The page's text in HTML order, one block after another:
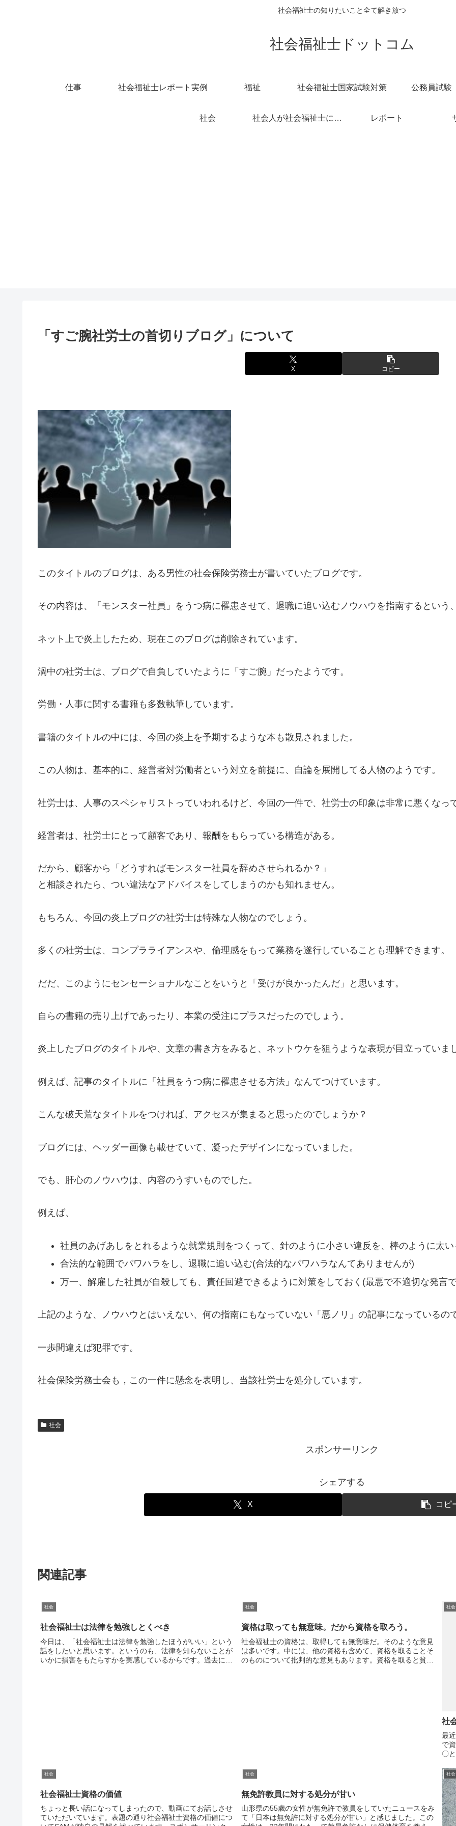
社会福祉士の知りたいこと全て解き放つ
社会福祉士ドットコム
仕事 社会福祉士レポート実例 福祉 社会福祉士国家試験対策 公務員試験
社会 社会人が社会福祉士になろうとするときに参考になる話 レポート
「すご腕社労士の首切りブログ」について
X コピー
このタイトルのブログは、ある男性の社会保険労務士が書いていたブログです。
その内容は、「モンスター社員」をうつ病に罹患させて、退職に追い込むノウハウを指南するという
ネット上で炎上したため、現在このブログは削除されています。
渦中の社労士は、ブログで自負していたように「すご腕」だったようです。
労働・人事に関する書籍も多数執筆しています。
書籍のタイトルの中には、今回の炎上を予期するような本も散見されました。
この人物は、基本的に、経営者対労働者という対立を前提に、自論を展開してる人物のようです。
社労士は、人事のスペシャリストっていわれるけど、今回の一件で、社労士の印象は非常に悪くなっ
経営者は、社労士にとって顧客であり、報酬をもらっている構造がある。
だから、顧客から「どうすればモンスター社員を辞めさせられるか？」
と相談されたら、つい違法なアドバイスをしてしまうのかも知れません。
もちろん、今回の炎上ブログの社労士は特殊な人物なのでしょう。
多くの社労士は、コンプラライアンスや、倫理感をもって業務を遂行していることも理解できます。
だだ、このようにセンセーショナルなことをいうと「受けが良かったんだ」と思います。
自らの書籍の売り上げであったり、本業の受注にプラスだったのでしょう。
炎上したブログのタイトルや、文章の書き方をみると、ネットウケを狙うような表現が目立っていま
例えば、記事のタイトルに「社員をうつ病に罹患させる方法」なんてつけています。
こんな破天荒なタイトルをつければ、アクセスが集まると思ったのでしょうか？
ブログには、ヘッダー画像も載せていて、凝ったデザインになっていました。
でも、肝心のノウハウは、内容のうすいものでした。
例えば、
社員のあげあしをとれるような就業規則をつくって、針のように小さい違反を、棒のように太
合法的な範囲でパワハラをし、退職に追い込む(合法的なパワハラなんてありませんが)
万一、解雇した社員が自殺しても、責任回避できるように対策をしておく(最悪で不適切な発言
上記のような、ノウハウとはいえない、何の指南にもなっていない「悪ノリ」の記事になっているの
一歩間違えば犯罪です。
社会保険労務士会も，この一件に懸念を表明し、当該社労士を処分しています。
社会
スポンサーリンク
シェアする
X コピ
関連記事
社会
社会福祉士は法律を勉強しとくべき
今日は、「社会福祉士は法律を勉強したほうがいい」という
話をしたいと思います。というのも、法律を知らないことが
いかに損害をもたらすかを実感しているからです。過去に、
社会
資格は取っても無意味。だから資格を取ろう。
社会福祉士の資格は、取得しても無意味だ。そのような意見
は多いです。中には、他の資格も含めて、資格を取ることそ
のものについて批判的な意見もあります。資格を取ると貧乏
社会
社
最
で
〇
す
社会
社会福祉士資格の価値
ちょっと長い話になってしまったので、動画にてお話しさせ
ていただいています。表題の通り社会福祉士資格の価値につ
社会
無免許教員に対する処分が甘い
山形県の55歳の女性が無免許で教員をしていたニュースをみ
て「日本は無免許に対する処分が甘い」と感じました。この
社会